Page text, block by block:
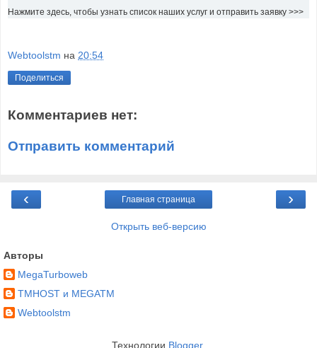
Нажмите здесь, чтобы узнать список наших услуг и отправить заявку >>>
Webtoolstm на 20:54
Поделиться
Комментариев нет:
Отправить комментарий
‹ ›
Главная страница
Открыть веб-версию
Авторы
MegaTurboweb
TMHOST и MEGATM
Webtoolstm
Технологии Blogger.